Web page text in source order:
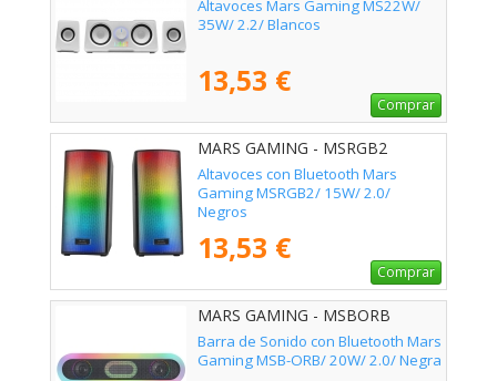
Altavoces Mars Gaming MS22W/
35W/ 2.2/ Blancos
13,53 €
Comprar
MARS GAMING - MSRGB2
Altavoces con Bluetooth Mars
Gaming MSRGB2/ 15W/ 2.0/
Negros
13,53 €
Comprar
MARS GAMING - MSBORB
Barra de Sonido con Bluetooth Mars
Gaming MSB-ORB/ 20W/ 2.0/ Negra